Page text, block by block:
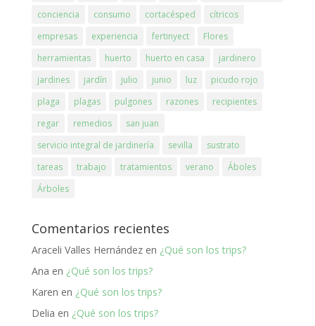
conciencia
consumo cortacésped
cítricos
empresas
experiencia fertinyect
Flores
herramientas
huerto huerto en casa
jardinero
jardines
jardín julio junio luz
picudo rojo
plaga
plagas pulgones razones
recipientes
regar
remedios
san juan
servicio integral de jardinería
sevilla
sustrato
tareas
trabajo tratamientos verano
Áboles
Árboles
Comentarios recientes
Araceli Valles Hernándezen ¿Qué son los trips?
Ana en ¿Qué son los trips?
Karen en ¿Qué son los trips?
Delia en ¿Qué son los trips?